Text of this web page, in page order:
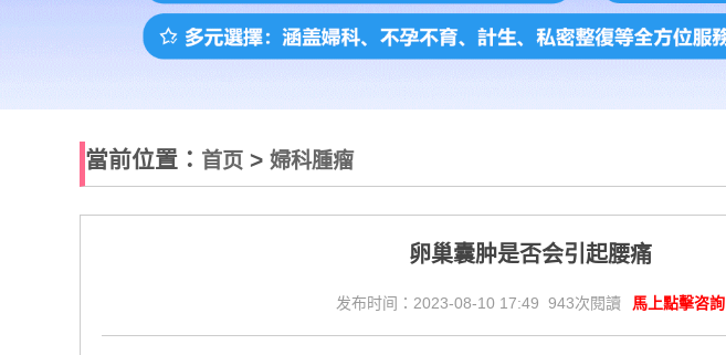
當前位置： 首页 > 婦科腫瘤
卵巢囊肿是否会引起腰痛
发布时间：2023-08-10 17:49 943次閱讀 馬上點擊咨詢